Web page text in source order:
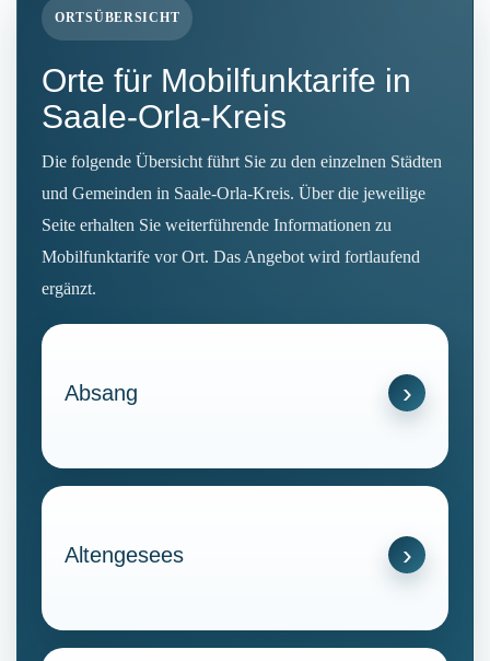
ORTSÜBERSICHT
Orte für Mobilfunktarife in
Saale-Orla-Kreis
Die folgende Übersicht führt Sie zu den einzelnen Städten
und Gemeinden in Saale-Orla-Kreis. Über die jeweilige
Seite erhalten Sie weiterführende Informationen zu
Mobilfunktarife vor Ort. Das Angebot wird fortlaufend
ergänzt.
Absang
Altengesees